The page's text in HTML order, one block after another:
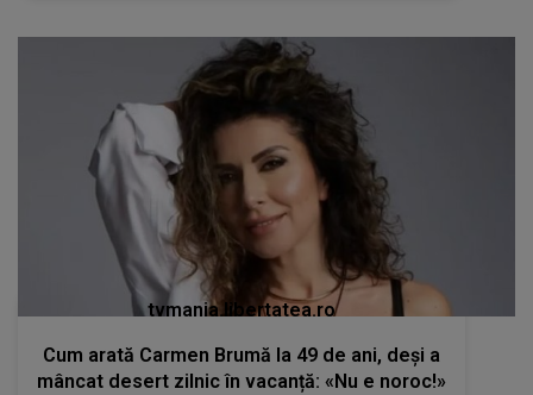
tvmania.libertatea.ro
Cum arată Carmen Brumă la 49 de ani, deși a
mâncat desert zilnic în vacanță: «Nu e noroc!»